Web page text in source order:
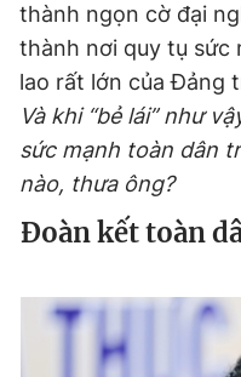
thành ngọn cờ đại
thành nơi quy tụ sức
lao rất lớn của Đảng
Và khi “bẻ lái” như
sức mạnh toàn dân
nào, thưa ông?
Đoàn kết toàn